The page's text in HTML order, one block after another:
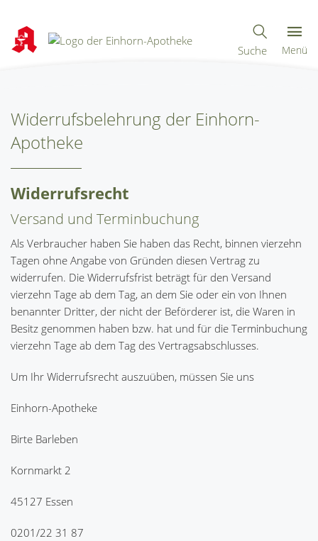
Suche Menü
Widerrufsbelehrung der Einhorn-
Apotheke
Widerrufsrecht
Versand und Terminbuchung
Als Verbraucher haben Sie haben das Recht, binnen vierzehn
Tagen ohne Angabe von Gründen diesen Vertrag zu
widerrufen. Die Widerrufsfrist beträgt für den Versand
vierzehn Tage ab dem Tag, an dem Sie oder ein von Ihnen
benannter Dritter, der nicht der Beförderer ist, die Waren in
Besitz genommen haben bzw. hat und für die Terminbuchung
vierzehn Tage ab dem Tag des Vertragsabschlusses.
Um Ihr Widerrufsrecht auszuüben, müssen Sie uns
Einhorn-Apotheke
Birte Barleben
Kornmarkt 2
45127 Essen
0201/22 31 87